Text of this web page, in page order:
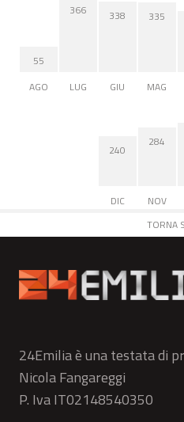
55
AGO
366
LUG
338
GIU
335
MAG
240
DIC
284
NOV
TORNA
24Emilia è una testata di
Nicola Fangareggi
P. Iva IT02148540350